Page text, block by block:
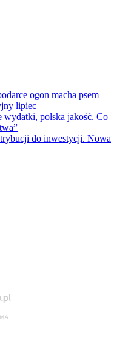
ogon macha psem
lipiec
wydatki, polska jakość. Co
do inwestycji. Nowa